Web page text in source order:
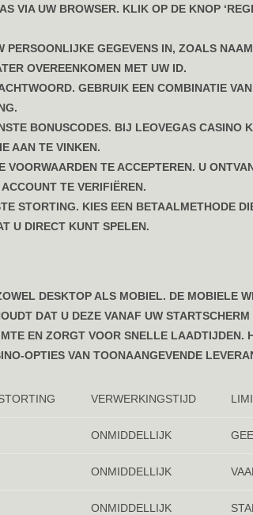
VIA UW BROWSER. KLIK OP DE KNOP
GEGEVENS IN, ZOALS
OVEREENKOMEN MET UW ID.
GEBRUIK EEN COMBINATIE
BONUSCODES. BIJ LEOVEGAS CASINO
AAN TE VINKEN.
TE ACCEPTEREN. U
TE VERIFIËREN.
STORTING. KIES EEN BETAALMETHODE
U DIRECT KUNT SPELEN.
DESKTOP ALS MOBIEL. DE MOBIELE
DAT U DEZE VANAF UW
EN ZORGT VOOR SNELLE LAADTIJDEN.
OPTIES VAN TOONAANGEVENDE
VERWERKINGSTIJD
ONMIDDELLIJK
ONMIDDELLIJK
ONMIDDELLIJK